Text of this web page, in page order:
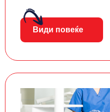
Види повеќе